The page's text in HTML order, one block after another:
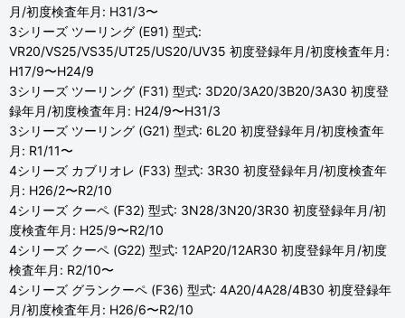
月/初度検査年月: H31/3〜
3シリーズ ツーリング (E91) 型式:
VR20/VS25/VS35/UT25/US20/UV35 初度登録年月/初度検査年月:
H17/9〜H24/9
3シリーズ ツーリング (F31) 型式: 3D20/3A20/3B20/3A30 初度登
録年月/初度検査年月: H24/9〜H31/3
3シリーズ ツーリング (G21) 型式: 6L20 初度登録年月/初度検査年
月: R1/11〜
4シリーズ カブリオレ (F33) 型式: 3R30 初度登録年月/初度検査年
月: H26/2〜R2/10
4シリーズ クーペ (F32) 型式: 3N28/3N20/3R30 初度登録年月/初
度検査年月: H25/9〜R2/10
4シリーズ クーペ (G22) 型式: 12AP20/12AR30 初度登録年月/初度
検査年月: R2/10〜
4シリーズ グランクーペ (F36) 型式: 4A20/4A28/4B30 初度登録年
月/初度検査年月: H26/6〜R2/10